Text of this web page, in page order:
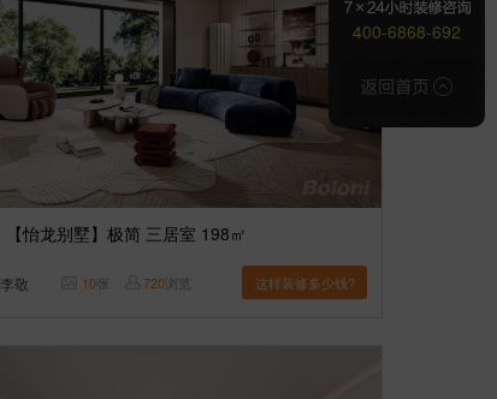
【怡龙别墅】极简 三居室 198㎡
李敬 10张 720浏览 这样装修多少钱?
400-6868-692